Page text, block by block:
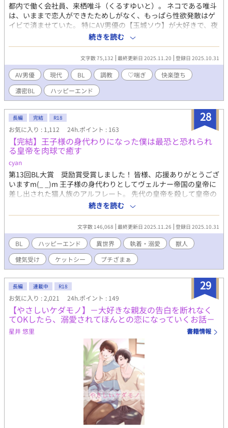
都内で働く会社員、来栖唯斗（くるすゆいと）。 ネコである唯斗
は、いままで恋人ができたためしがなく、もっぱら性欲発散はゲ
イビで済ませていた。 特にAV男優の【玉城ソウ】が大好きで、夜
な夜な彼が出演する新妻♂シリーズで抜いている日々。 そんなあ
る日、健康診断で体重や中性脂肪が増えていることに気づき、シ
ョックを受ける唯斗。 そろそろ運動したほうがいいかも……と思
っていた矢先、自宅の近くにパーソナルジムができたことに気付
き、唯斗は一回限りの体験トレーニングに参加する。 そうして体
験加入した唯斗は、インストラクターとして現れた青木颯真（あ
おきそうま）にびっくりする。なんと、その彼は唯斗がよく見て
いるゲイビの男優にそっくりだったのだ。 既にAV男優を引退して
しまったが、かつてはバリタチ界の帝王と呼ばれていたソウがト
レーナーのはずなんてない……と思う唯斗だったが、見れば見る
ほどAV男優のソウに思えてきた唯斗は、彼目当てでジムへの入会
を決めてしまい――。 元イチャラブ専門AV男優（ドS）✕サラリ
ーマン ※タイトルの通り、イチャラブセックスメインで出ていた
元AV男優（ドS）に食われてしまう話です。 ※タイトル横に※印
があるものはR18表現ありです。軽い/重い、自慰のみに関わらず
つけています。 ※本作品をお読みいただきありがとうございま
す。 BL大賞参加用に書いたお話になるため、本作品はこれで区切
りとなりますが、また機会があれば二人のこれからや日常を増や
していけたらいいなと思っています。 引き続き応援、よろしくお
願いいたします……！
続きを読む
文字数 75,132 最終更新日 2025.11.20 登録日 2025.10.31
AV男優 現代 BL 調教 ♡喘ぎ
快楽堕ち
濃密BL
ハッピーエンド
28
長編 完結 R18
お気に入り : 1,112 24h.ポイント : 163
【完結】王子様の身代わりになった僕は最恐と恐れられ
る皇帝を肉球で癒す
cyan
第13回BL大賞 奨励賞受賞しました！ 皆様、応援ありがとうござ
いますm(_ _)m 王子様の身代わりとしてヴェルナー帝国の皇帝に
差し出された猫人族のアルフレート。 先代の皇帝を殺して皇帝の
座についたと言われる恐ろしい皇帝グレオン。怯えるアルフレー
トだったが、皇帝はアルフレートのプニプニと柔らかい手を気に
入った。 バレたら殺される。緊張の毎日だったけど、僕にだけ優
しい顔を向けて抱きしめてくれる皇帝に、僕は恋をした。 ──僕
が王子様じゃなくても、愛してくれますか？ ※男性妊娠の表現が
あります。 ※初期に無理やりな場面があります。 ・シリアス控え
め ・ざまぁ展開あり ・18禁シーンはタイトルに※つけています
続きを読む
文字数 146,068 最終更新日 2025.11.26 登録日 2025.10.31
BL ハッピーエンド 異世界 執着・溺愛
獣人
健気受け
ケットシー プチざまぁ
29
長編 連載中 R18
お気に入り : 2,021 24h.ポイント : 149
【やさしいケダモノ】－大好きな親友の告白を断れなく
てOKしたら、溺愛されてほんとの恋になっていくお話－
星井 悠里 書籍情報